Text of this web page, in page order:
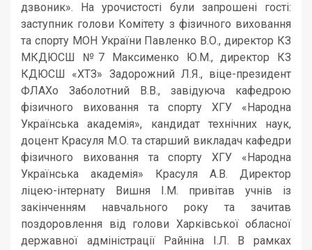
дзвоник». На урочистості були запрошені гості:
заступник голови Комітету з фізичного виховання
та спорту МОН України Павленко В.О., директор КЗ
МКДЮСШ №7 Максименко Ю.М., директор КЗ
КДЮСШ «ХТЗ» Задорожний Л.Я., віце-президент
ФЛАХо Заболотний В.В., завідуюча кафедрою
фізичного виховання та спорту ХГУ «Народна
Українська академія», кандидат технічних наук,
доцент Красуля М.О. та старший викладач кафедри
фізичного виховання та спорту ХГУ «Народна
Українська академія» Красуля А.В. Директор
ліцею-інтернату Вишня І.М. привітав учнів із
закінченням навчального року та зачитав
поздоровлення від голови Харківської обласної
державної адміністрації Райніна І.Л. В рамках